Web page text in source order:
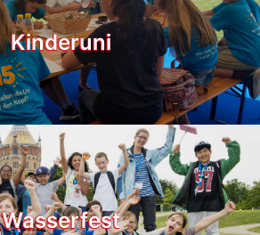
Kinderuni
Wasserfest